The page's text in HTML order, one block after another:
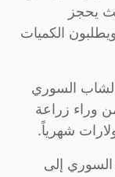
يحجز
الكميات
السوري
وراء زراعة
شهرياً.
السوري إلى